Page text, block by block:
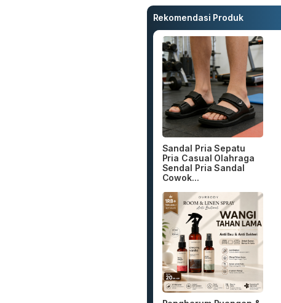
Rekomendasi Produk
Sandal Pria Sepatu
Pria Casual Olahraga
Sendal Pria Sandal
Cowok...